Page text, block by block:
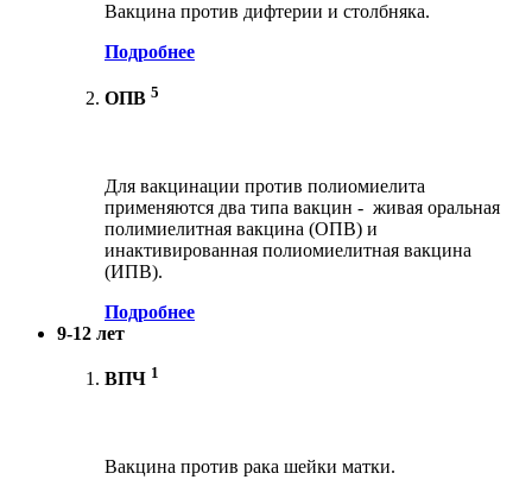
Вакцина против дифтерии и столбняка.
Подробнее
ОПВ 5
Для вакцинации против полиомиелита
применяются два типа вакцин - живая оральная
полимиелитная вакцина (ОПВ) и
инактивированная полиомиелитная вакцина
(ИПВ).
Подробнее
9-12 лет
ВПЧ 1
Вакцина против рака шейки матки.